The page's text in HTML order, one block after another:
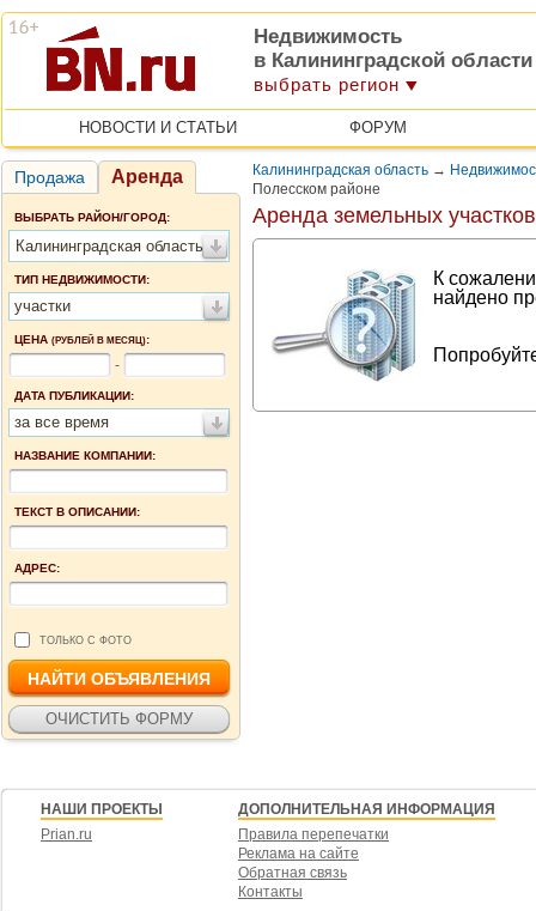
Недвижимость
в Калининградской области
выбрать регион
НОВОСТИ И СТАТЬИ ФОРУМ
Продажа Аренда
ВЫБРАТЬ РАЙОН/ГОРОД:
Калининградская область
ТИП НЕДВИЖИМОСТИ:
участки
ЦЕНА (РУБЛЕЙ В МЕСЯЦ):
-
ДАТА ПУБЛИКАЦИИ:
за все время
НАЗВАНИЕ КОМПАНИИ:
ТЕКСТ В ОПИСАНИИ:
АДРЕС:
ТОЛЬКО С ФОТО
Калининградская область →
Полесском районе
Аренда земельных
К
найдено
НАШИ ПРОЕКТЫ
Prian.ru
ДОПОЛНИТЕЛЬНАЯ ИНФОРМАЦИЯ
Правила перепечатки
Реклама на сайте
Обратная связь
Контакты